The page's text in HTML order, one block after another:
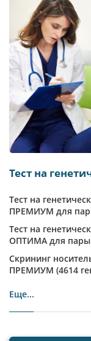
Тест на
Тест на
ПРЕМИУМ для
Тест на
ОПТИМА для пары
Скрининг
ПРЕМИУМ (4614
Еще...